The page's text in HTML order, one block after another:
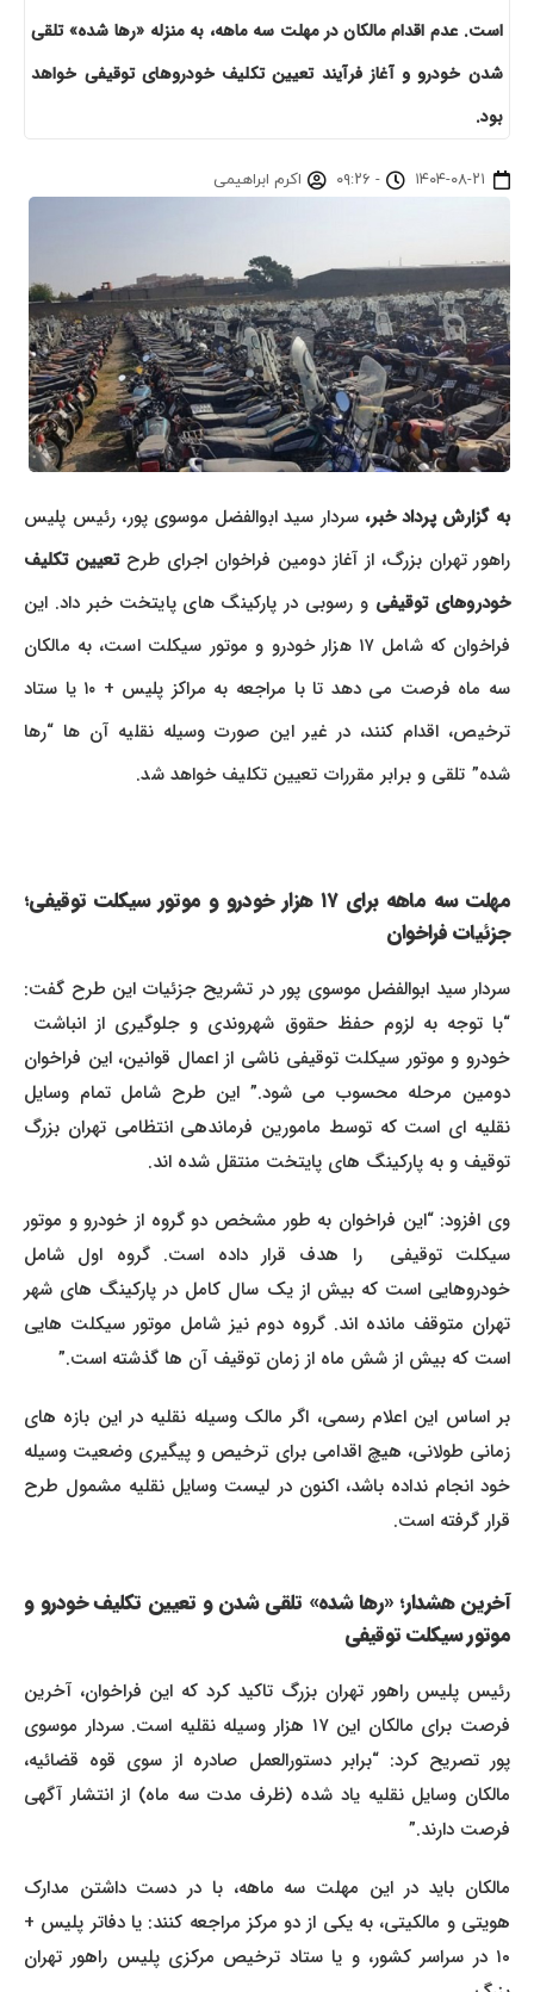
است. عدم اقدام مالکان در مهلت سه ماهه، به منزله «رها شده» تلقی
شدن خودرو و آغاز فرآیند تعیین تکلیف خودروهای توقیفی خواهد
بود.
۱۴۰۴-۰۸-۲۱ - ۰۹:۲۶ اکرم ابراهیمی
به گزارش پرداد خبر،سردار سید ابوالفضل موسوی پور، رئیس پلیس
راهور تهران بزرگ، از آغاز دومین فراخوان اجرای طرحتعیین تکلیف
خودروهای توقیفیو رسوبی در پارکینگ های پایتخت خبر داد. این
فراخوان که شامل ۱۷ هزار خودرو و موتور سیکلت است، به مالکان
سه ماه فرصت می دهد تا با مراجعه به مراکز پلیس + ۱۰ یا ستاد
ترخیص، اقدام کنند، در غیر این صورت وسیله نقلیه آن ها “رها
شده” تلقی و برابر مقررات تعیین تکلیف خواهد شد.
مهلت سه ماهه برای ۱۷ هزار خودرو و موتور سیکلت توقیفی؛
جزئیات فراخوان
سردار سید ابوالفضل موسوی پور در تشریح جزئیات این طرح گفت:
“با توجه به لزوم حفظ حقوق شهروندی و جلوگیری از انباشت
خودرو و موتور سیکلت توقیفی ناشی از اعمال قوانین، این فراخوان
دومین مرحله محسوب می شود.” این طرح شامل تمام وسایل
نقلیه ای است که توسط مامورین فرماندهی انتظامی تهران بزرگ
توقیف و به پارکینگ های پایتخت منتقل شده اند.
وی افزود: “این فراخوان به طور مشخص دو گروه از خودرو و موتور
سیکلت توقیفی را هدف قرار داده است. گروه اول شامل
خودروهایی است که بیش از یک سال کامل در پارکینگ های شهر
تهران متوقف مانده اند. گروه دوم نیز شامل موتور سیکلت هایی
است که بیش از شش ماه از زمان توقیف آن ها گذشته است.”
بر اساس این اعلام رسمی، اگر مالک وسیله نقلیه در این بازه های
زمانی طولانی، هیچ اقدامی برای ترخیص و پیگیری وضعیت وسیله
خود انجام نداده باشد، اکنون در لیست وسایل نقلیه مشمول طرح
قرار گرفته است.
آخرین هشدار؛ «رها شده» تلقی شدن و تعیین تکلیف خودرو و
موتور سیکلت توقیفی
رئیس پلیس راهور تهران بزرگ تاکید کرد که این فراخوان، آخرین
فرصت برای مالکان این ۱۷ هزار وسیله نقلیه است. سردار موسوی
پور تصریح کرد: “برابر دستورالعمل صادره از سوی قوه قضائیه،
مالکان وسایل نقلیه یاد شده (ظرف مدت سه ماه) از انتشار آگهی
فرصت دارند.”
مالکان باید در این مهلت سه ماهه، با در دست داشتن مدارک
هویتی و مالکیتی، به یکی از دو مرکز مراجعه کنند: یا دفاتر پلیس +
۱۰ در سراسر کشور، و یا ستاد ترخیص مرکزی پلیس راهور تهران